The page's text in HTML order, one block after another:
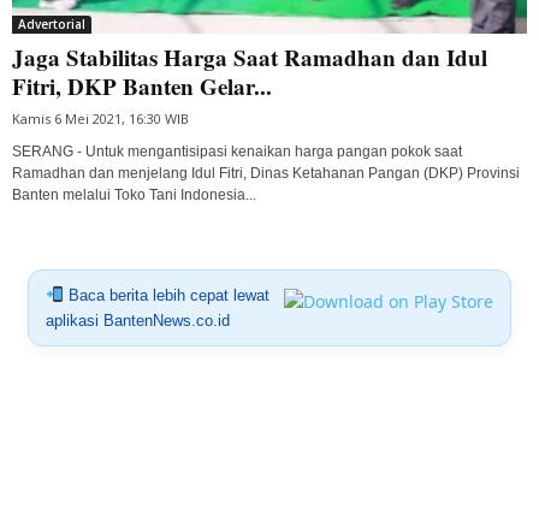
Advertorial
Jaga Stabilitas Harga Saat Ramadhan dan Idul
Fitri, DKP Banten Gelar...
Kamis 6 Mei 2021, 16:30 WIB
SERANG - Untuk mengantisipasi kenaikan harga pangan pokok saat
Ramadhan dan menjelang Idul Fitri, Dinas Ketahanan Pangan (DKP) Provinsi
Banten melalui Toko Tani Indonesia...
Baca berita lebih cepat lewat
aplikasi BantenNews.co.id